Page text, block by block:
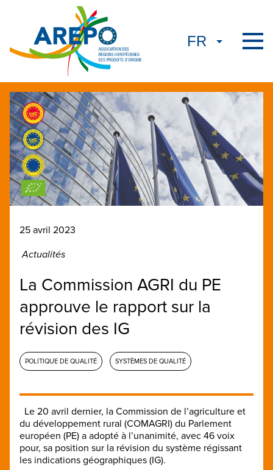
25 avril 2023
Actualités
La Commission AGRI du PE
approuve le rapport sur la
révision des IG
POLITIQUE DE QUALITÉ SYSTÈMES DE QUALITÉ
Le 20 avril dernier, la Commission de l’agriculture et
du développement rural (COMAGRI) du Parlement
européen (PE) a adopté à l’unanimité, avec 46 voix
pour, sa position sur la révision du système régissant
les indications géographiques (IG).